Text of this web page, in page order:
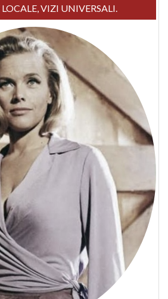
VIZI UNIVERSALI.